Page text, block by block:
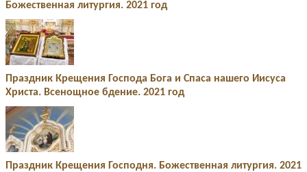
Божественная литургия. 2021 год
Праздник Крещения Господа Бога и Спаса нашего Иисуса
Христа. Всенощное бдение. 2021 год
Праздник Крещения Господня. Божественная литургия. 2021